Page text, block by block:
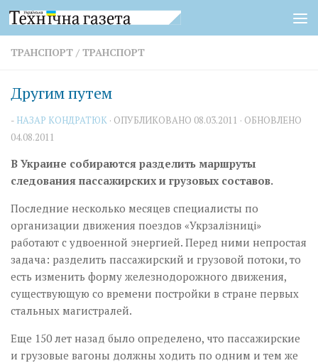
Перейти к содержимому
ТРАНСПОРТ / ТРАНСПОРТ
Другим путем
- НАЗАР КОНДРАТЮК · ОПУБЛИКОВАНО 08.03.2011 · ОБНОВЛЕНО
04.08.2011
В Украине собираются разделить маршруты
следования пассажирских и грузовых составов.
Последние несколько месяцев специалисты по
организации движения поездов «Укрзалізниці»
работают с удвоенной энергией. Перед ними непростая
задача: разделить пассажирский и грузовой потоки, то
есть изменить форму железнодорожного движения,
существующую со времени постройки в стране первых
стальных магистралей.
Еще 150 лет назад было определено, что пассажирские
и грузовые вагоны должны ходить по одним и тем же